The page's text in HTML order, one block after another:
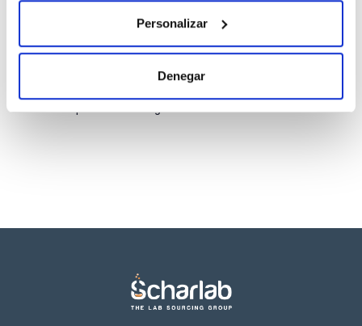
Personalizar
Denegar
Los productos marcados con esta imagen son
productos marca Scharlau habitualmente en stock,